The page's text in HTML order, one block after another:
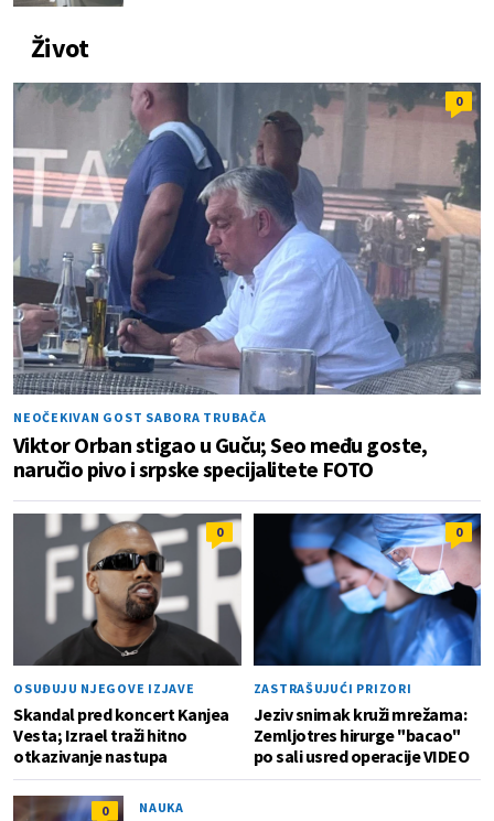
Život
0
NEOČEKIVAN GOST SABORA TRUBAČA
Viktor Orban stigao u Guču; Seo među goste,
naručio pivo i srpske specijalitete FOTO
0
OSUĐUJU NJEGOVE IZJAVE
Skandal pred koncert Kanjea
Vesta; Izrael traži hitno
otkazivanje nastupa
0
ZASTRAŠUJUĆI PRIZORI
Jeziv snimak kruži mrežama:
Zemljotres hirurge "bacao"
po sali usred operacije VIDEO
0 NAUKA